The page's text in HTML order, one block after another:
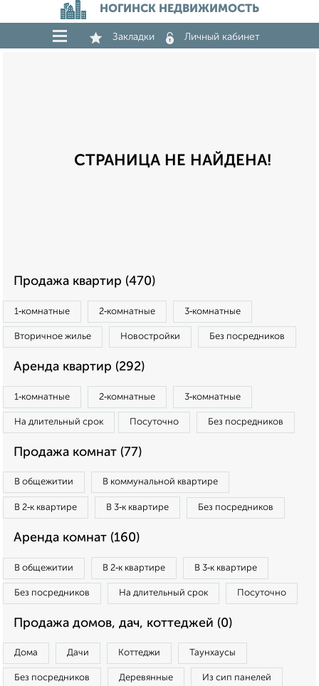
НОГИНСК НЕДВИЖИМОСТЬ
Закладки Личный кабинет
СТРАНИЦА НЕ НАЙДЕНА!
Продажа квартир (470)
1‑комнатные 2‑комнатные 3‑комнатные
Вторичное жилье Новостройки Без посредников
Аренда квартир (292)
1‑комнатные 2‑комнатные 3‑комнатные
На длительный срок Посуточно Без посредников
Продажа комнат (77)
В общежитии В коммунальной квартире
В 2‑к квартире В 3‑к квартире Без посредников
Аренда комнат (160)
В общежитии В 2‑к квартире В 3‑к квартире
Без посредников На длительный срок Посуточно
Продажа домов, дач, коттеджей (0)
Дома Дачи Коттеджи Таунхаусы
Без посредников Деревянные Из сип панелей